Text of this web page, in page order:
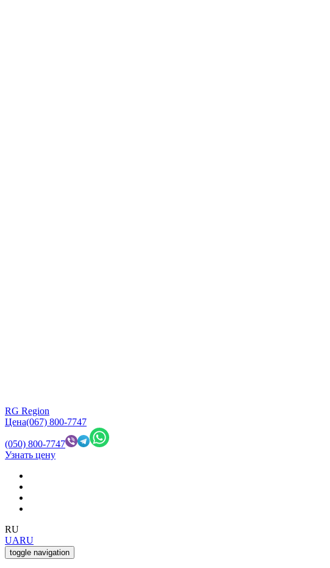
RG Region
Цена(067) 800-7747
(050) 800-7747
Узнать цену
RU
UARU
toggle navigation